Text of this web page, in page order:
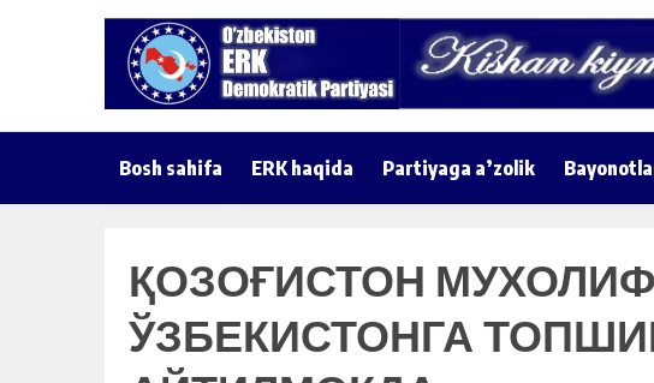
Bosh sahifa ERK haqida Partiyaga a’zolik
ҚОЗОҒИСТОН
ЎЗБЕКИСТОНГА